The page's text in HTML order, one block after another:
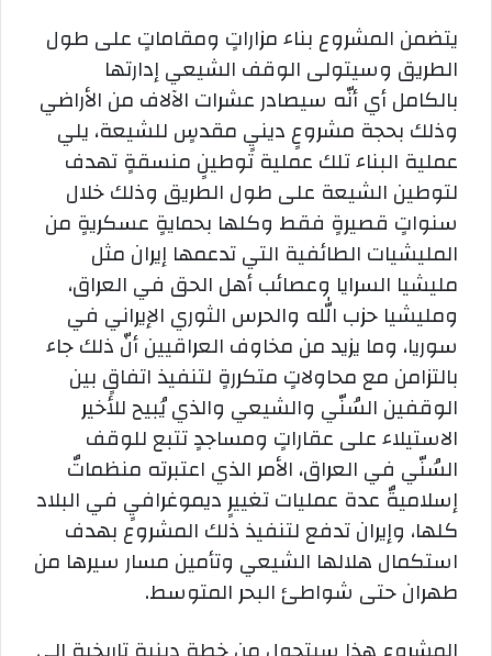
يتضمن المشروع بناء مزاراتٍ ومقاماتٍ على طول
الطريق وسيتولى الوقف الشيعي إدارتها
بالكامل أي أنّه سيصادر عشرات الآلاف من الأراضي
وذلك بحجة مشروعٍ دينيٍ مقدسٍ للشيعة، يلي
عملية البناء تلك عملية توطينٍ منسقةٍ تهدف
لتوطين الشيعة على طول الطريق وذلك خلال
سنواتٍ قصيرةٍ فقط وكلها بحمايةٍ عسكريةٍ من
المليشيات الطائفية التي تدعمها إيران مثل
مليشيا السرايا وعصائب أهل الحق في العراق،
ومليشيا حزب الله والحرس الثوري الإيراني في
سوريا، وما يزيد من مخاوف العراقيين أنّ ذلك جاء
بالتزامن مع محاولاتٍ متكررةٍ لتنفيذ اتفاقٍ بين
الوقفين السُنّي والشيعي والذي يُبيح للأخير
الاستيلاء على عقاراتٍ ومساجدٍ تتبع للوقف
السُنّي في العراق، الأمر الذي اعتبرته منظماتٌ
إسلاميةٌ عدة عمليات تغييرٍ ديموغرافيٍ في البلاد
كلها، وإيران تدفع لتنفيذ ذلك المشروع بهدف
استكمال هلالها الشيعي وتأمين مسار سيرها من
طهران حتى شواطئ البحر المتوسط.